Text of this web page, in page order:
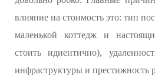
влияние на стоимость это: тип
маленькой коттедж и
стоить идиентично),
инфраструктуры и престижность